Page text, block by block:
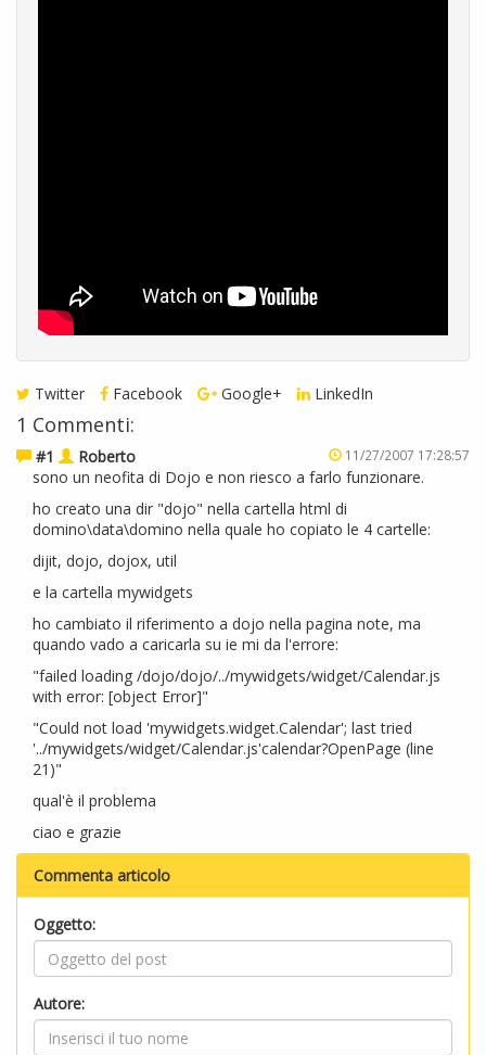
Twitter Facebook Google+ LinkedIn
1 Commenti:
#1 Roberto 11/27/2007 17:28:57
sono un neofita di Dojo e non riesco a farlo funzionare.
ho creato una dir "dojo" nella cartella html di
domino\data\domino nella quale ho copiato le 4 cartelle:
dijit, dojo, dojox, util
e la cartella mywidgets
ho cambiato il riferimento a dojo nella pagina note, ma
quando vado a caricarla su ie mi da l'errore:
"failed loading /dojo/dojo/../mywidgets/widget/Calendar.js
with error: [object Error]"
"Could not load 'mywidgets.widget.Calendar'; last tried
'../mywidgets/widget/Calendar.js'calendar?OpenPage (line
21)"
qual'è il problema
ciao e grazie
Commenta articolo
Oggetto:
Autore: